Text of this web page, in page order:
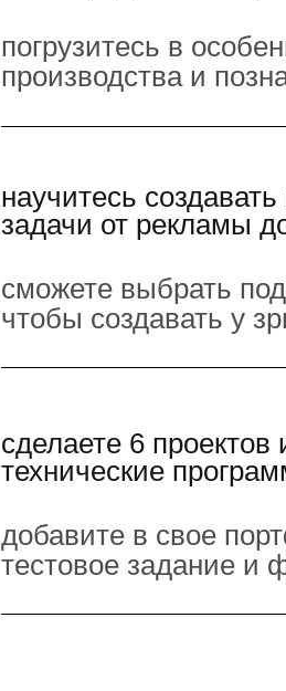
погрузитесь в
производства и
научитесь
задачи от рекламы
сделаете 6
технические
сможете выбрать
чтобы создавать у
добавите в свое
тестовое задание